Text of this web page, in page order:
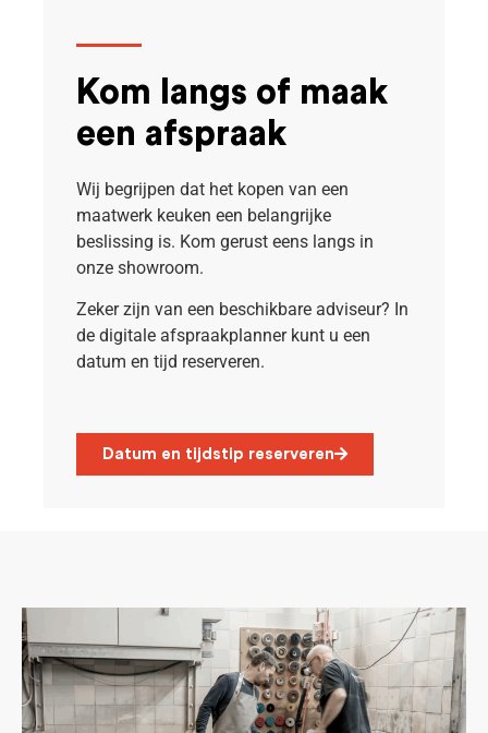
Kom langs of maak
een afspraak
Wij begrijpen dat het kopen van een
maatwerk keuken een belangrijke
beslissing is. Kom gerust eens langs in
onze showroom.
Zeker zijn van een beschikbare adviseur? In
de digitale afspraakplanner kunt u een
datum en tijd reserveren.
Datum en tijdstip reserveren